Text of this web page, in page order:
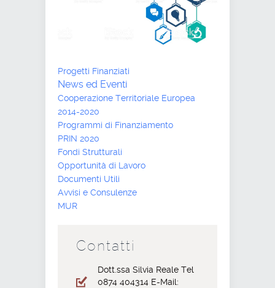
Progetti Finanziati
News ed Eventi
Cooperazione Territoriale Europea
2014-2020
Programmi di Finanziamento
PRIN 2020
Fondi Strutturali
Opportunità di Lavoro
Documenti Utili
Avvisi e Consulenze
MUR
Contatti
Dott.ssa Silvia Reale Tel
0874 404314 E-Mail: